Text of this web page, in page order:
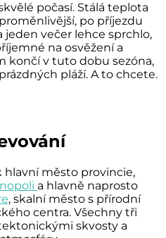
počasí. Stálá teplota
po příjezdu
jeden večer lehce sprchlo,
na osvěžení a
končí v tuto dobu sezóna,
pláží. A to chcete.
hlavní město provincie,
a hlavně naprosto
, skalní město s přírodní
centra. Všechny tři
skvosty a